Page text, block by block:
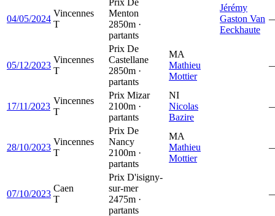
04/05/2024
Vincennes
T
Menton
2850m ·
partants
Jérémy
Gaston Van
Eeckhaute
05/12/2023
Vincennes
T
Prix De
Castellane
2850m ·
partants
MA
Mathieu
Mottier
17/11/2023
Vincennes
T
Prix Mizar
2100m ·
partants
NI
Nicolas
Bazire
28/10/2023
Vincennes
T
Prix De
Nancy
2100m ·
partants
MA
Mathieu
Mottier
07/10/2023
Caen
T
Prix D'isigny-
sur-mer
2475m ·
partants